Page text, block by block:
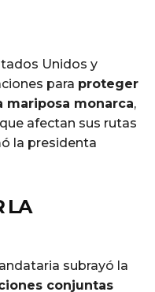
Unidos y
para proteger
monarca,
afectan sus rutas
la presidenta
LA
subrayó la
conjuntas